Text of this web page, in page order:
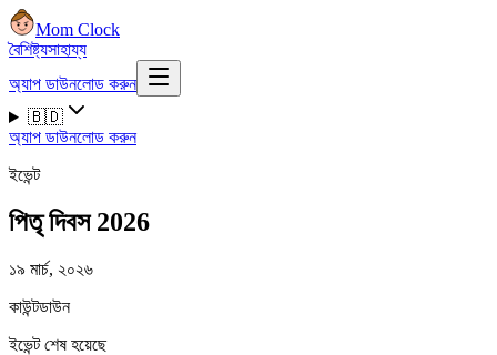
Mom Clock
বৈশিষ্ট্যসাহায্য
অ্যাপ ডাউনলোড করুন
🇧🇩
অ্যাপ ডাউনলোড করুন
ইভেন্ট
পিতৃ দিবস 2026
১৯ মার্চ, ২০২৬
কাউন্টডাউন
ইভেন্ট শেষ হয়েছে